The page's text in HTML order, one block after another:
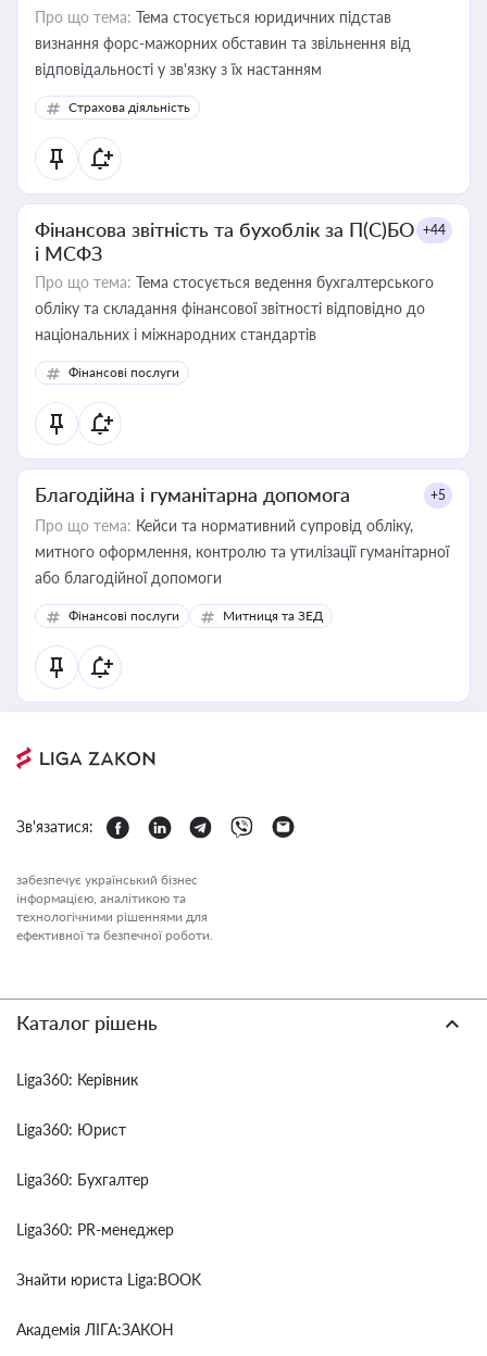
Про що тема: Тема стосується юридичних підстав
визнання форс-мажорних обставин та звільнення від
відповідальності у зв'язку з їх настанням
Страхова діяльність
Фінансова звітність та бухоблік за П(С)БО
і МСФЗ
+44
Про що тема: Тема стосується ведення бухгалтерського
обліку та складання фінансової звітності відповідно до
національних і міжнародних стандартів
Фінансові послуги
Благодійна і гуманітарна допомога +5
Про що тема: Кейси та нормативний супровід обліку,
митного оформлення, контролю та утилізації гуманітарної
або благодійної допомоги
Фінансові послуги Митниця та ЗЕД
Зв'язатися:
забезпечує український бізнес
інформацією, аналітикою та
технологічними рішеннями для
ефективної та безпечної роботи.
Каталог рішень
Liga360: Керівник
Liga360: Юрист
Liga360: Бухгалтер
Liga360: PR-менеджер
Знайти юриста Liga:BOOK
Академія ЛІГА:ЗАКОН